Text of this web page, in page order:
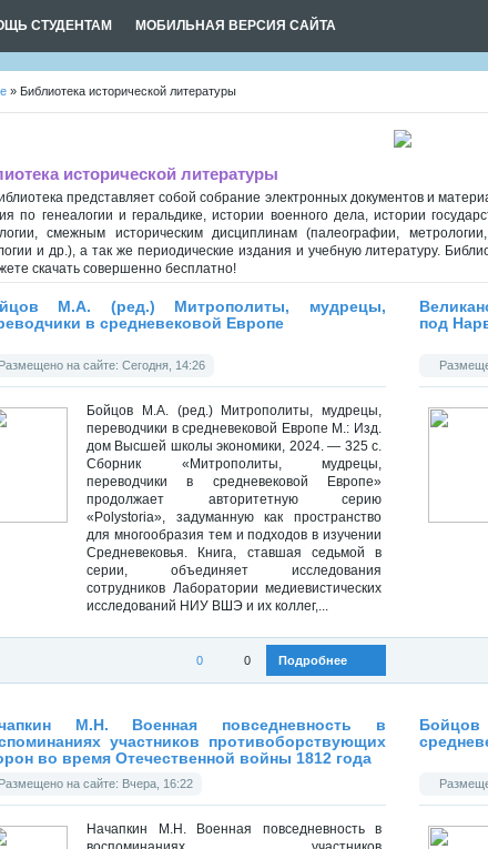
СТУДЕНТАМ МОБИЛЬНАЯ ВЕРСИЯ САЙТА
» Библиотека исторической литературы
исторической литературы
представляет собой собрание электронных документов и
по генеалогии и геральдике, истории военного дела, истории
смежным историческим дисциплинам (палеографии,
и др.), а так же периодические издания и учебную литературу.
скачать совершенно бесплатно!
М.А. (ред.) Митрополиты, мудрецы,
в средневековой Европе
Размещено на сайте: Сегодня, 14:26
Бойцов М.А. (ред.) Митрополиты, мудрецы,
переводчики в средневековой Европе М.: Изд.
дом Высшей школы экономики, 2024. — 325 с.
Сборник «Митрополиты, мудрецы,
переводчики в средневековой Европе»
продолжает авторитетную серию
«Polystoria», задуманную как пространство
для многообразия тем и подходов в изучении
Средневековья. Книга, ставшая седьмой в
серии, объединяет исследования
сотрудников Лаборатории медиевистических
исследований НИУ ВШЭ и их коллег,...
Подробнее
0
0
под
М.Н. Военная повседневность в
участников противоборствующих
во время Отечественной войны 1812 года
Размещено на сайте: Вчера, 16:22
Начапкин М.Н. Военная повседневность в